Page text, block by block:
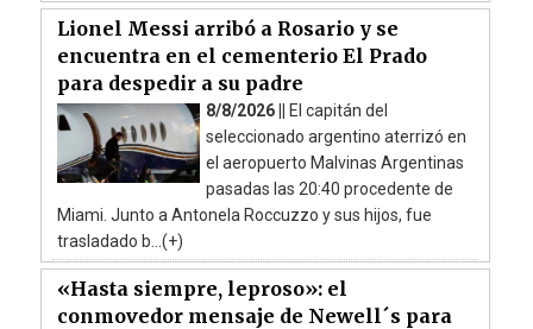
Lionel Messi arribó a Rosario y se
encuentra en el cementerio El Prado
para despedir a su padre
8/8/2026 ||
El capitán del
seleccionado argentino aterrizó en
el aeropuerto Malvinas Argentinas
pasadas las 20:40 procedente de
Miami. Junto a Antonela Roccuzzo y sus hijos, fue
trasladado b...(+)
«Hasta siempre, leproso»: el
conmovedor mensaje de Newell´s para